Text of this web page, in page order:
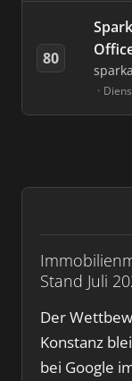
Stand Juli
Der
Konstanz
bei Google
80